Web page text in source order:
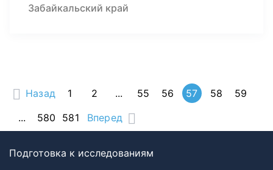
Забайкальский край
Назад 1 2 ... 55 56 57 58
59
...
580 581 Вперед
Подготовка к исследованиям